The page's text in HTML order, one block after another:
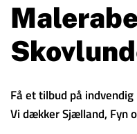
Få et tilbud på
Vi dækker Sjælland, Fyn